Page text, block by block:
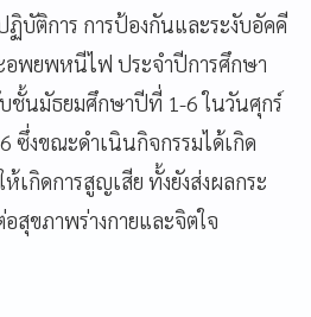
ฏิบัติการ การป้องกันและระงับอัคคี
อพยพหนีไฟ ประจำปีการศึกษา
ชั้นมัธยมศึกษาปีที่ 1-6 ในวันศุกร์
ซึ่งขณะดำเนินกิจกรรมได้เกิด
เกิดการสูญเสีย ทั้งยังส่งผลกระ
สุขภาพร่างกายและจิตใจ